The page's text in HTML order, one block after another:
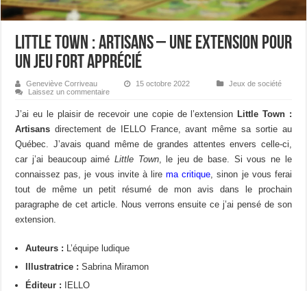
Little Town : Artisans – Une extension pour
un jeu fort apprécié
Geneviève Corriveau 15 octobre 2022
Jeux de société
Laissez un commentaire
J’ai eu le plaisir de recevoir une copie de l’extensionLittle Town :
Artisans directement de IELLO France, avant même sa sortie au
Québec. J’avais quand même de grandes attentes envers celle-ci,
car j’ai beaucoup aimé Little Town, le jeu de base. Si vous ne le
connaissez pas, je vous invite à lirema critique , sinon je vous ferai
tout de même un petit résumé de mon avis dans le prochain
paragraphe de cet article. Nous verrons ensuite ce j’ai pensé de son
extension.
Auteurs : L’équipe ludique
Illustratrice : Sabrina Miramon
Éditeur : IELLO